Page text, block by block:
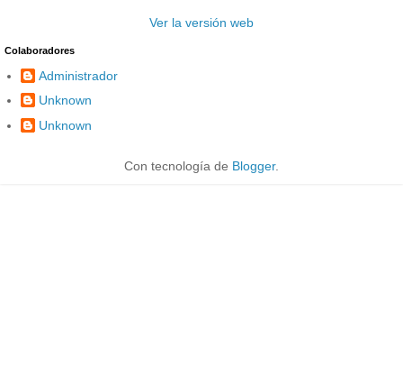
Ver la versión web
Colaboradores
Administrador
Unknown
Unknown
Con tecnología de Blogger.